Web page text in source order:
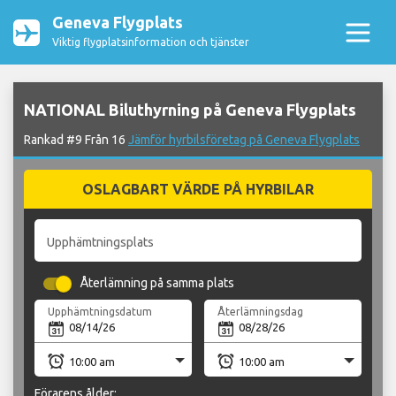
Geneva Flygplats
Viktig flygplatsinformation och tjänster
NATIONAL Biluthyrning på Geneva Flygplats
Rankad #9 Från 16 Jämför hyrbilsföretag på Geneva Flygplats
OSLAGBART VÄRDE PÅ HYRBILAR
Upphämtningsplats
Återlämning på samma plats
Upphämtningsdatum Återlämningsdag